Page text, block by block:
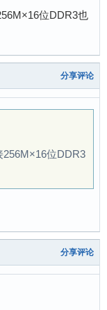
位DDR3也
分享评论
位DDR3
分享评论